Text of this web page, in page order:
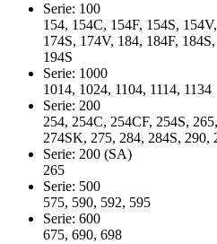
Serie: 100
154, 154C, 154F, 154S,
174S, 174V, 184, 184F,
194S
Serie: 1000
1014, 1024, 1104, 1114, 1134
Serie: 200
254, 254C, 254CF, 254S,
274SK, 275, 284, 284S, 290,
Serie: 200 (SA)
265
Serie: 500
575, 590, 592, 595
Serie: 600
675, 690, 698